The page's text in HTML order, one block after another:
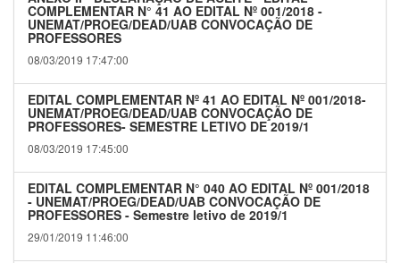
COMPLEMENTAR N° 41 AO EDITAL Nº 001/2018 -
UNEMAT/PROEG/DEAD/UAB CONVOCAÇÃO DE
PROFESSORES
08/03/2019 17:47:00
EDITAL COMPLEMENTAR Nº 41 AO EDITAL Nº 001/2018-
UNEMAT/PROEG/DEAD/UAB CONVOCAÇÃO DE
PROFESSORES- SEMESTRE LETIVO DE 2019/1
08/03/2019 17:45:00
EDITAL COMPLEMENTAR N° 040 AO EDITAL Nº 001/2018
- UNEMAT/PROEG/DEAD/UAB CONVOCAÇÃO DE
PROFESSORES - Semestre letivo de 2019/1
29/01/2019 11:46:00